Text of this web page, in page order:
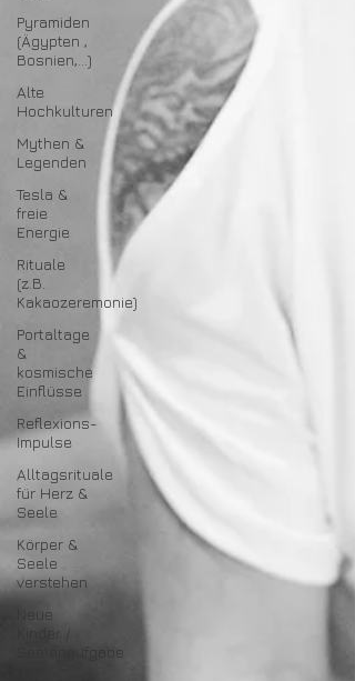
Pyramiden
(Ägypten ,
Bosnien,...)
Alte
Hochkulturen
Mythen &
Legenden
Tesla &
freie
Energie
Rituale
(z.B.
Kakaozeremonie)
Portaltage
&
kosmische
Einflüsse
Reflexions-
Impulse
Alltagsrituale
für Herz &
Seele
Körper &
Seele
verstehen
Neue
Kinder /
Seelenaufgabe